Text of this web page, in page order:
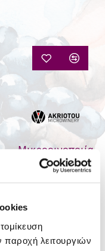
παροχή λειτουργιών
Μικροοινοποιία
Ακριώτου
Ημίξηρος